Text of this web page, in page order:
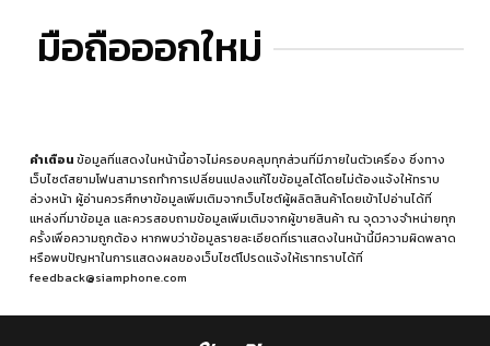
มือถือออกใหม่
คำเตือนข้อมูลที่แสดงในหน้านี้อาจไม่ครอบคลุมทุกส่วนที่มีภายในตัวเครื่อง ซึ่งทาง
เว็บไซต์สยามโฟนสามารถทำการเปลี่ยนแปลงแก้ไขข้อมูลได้โดยไม่ต้องแจ้งให้ทราบ
ล่วงหน้า ผู้อ่านควรศึกษาข้อมูลเพิ่มเติมจากเว็บไซต์ผู้ผลิตสินค้าโดยเข้าไปอ่านได้ที่
แหล่งที่มาข้อมูล และควรสอบถามข้อมูลเพิ่มเติมจากผู้ขายสินค้า ณ จุดวางจำหน่ายทุก
ครั้งเพื่อความถูกต้อง หากพบว่าข้อมูลรายละเอียดที่เราแสดงในหน้านี้มีความผิดพลาด
หรือพบปัญหาในการแสดงผลของเว็บไซต์โปรดแจ้งให้เราทราบได้ที่
feedback@siamphone.com